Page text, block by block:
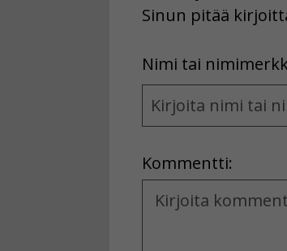
Sinun pitää
Nimi tai
Kommentti:
Kommentti